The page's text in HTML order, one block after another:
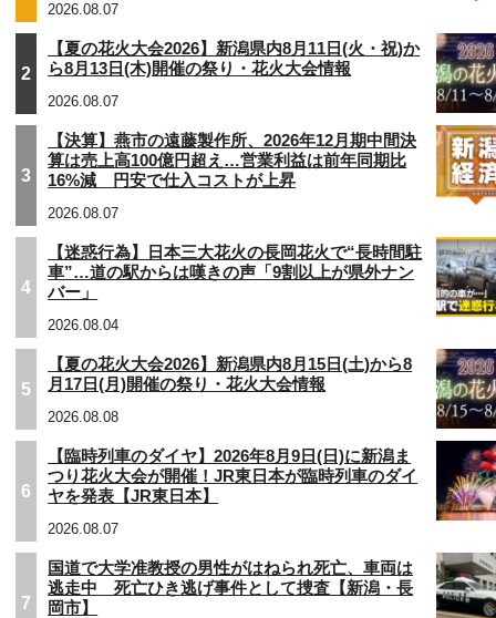
2026.08.07
2
【夏の花火大会2026】新潟県内8月11日(火・祝)か
ら8月13日(木)開催の祭り・花火大会情報
2026.08.07
3
【決算】燕市の遠藤製作所、2026年12月期中間決
算は売上高100億円超え…営業利益は前年同期比
16%減 円安で仕入コストが上昇
2026.08.07
4
【迷惑行為】日本三大花火の長岡花火で“長時間駐
車”…道の駅からは嘆きの声「9割以上が県外ナン
バー」
2026.08.04
5
【夏の花火大会2026】新潟県内8月15日(土)から8
月17日(月)開催の祭り・花火大会情報
2026.08.08
6
【臨時列車のダイヤ】2026年8月9日(日)に新潟ま
つり花火大会が開催！JR東日本が臨時列車のダイ
ヤを発表【JR東日本】
2026.08.07
7
国道で大学准教授の男性がはねられ死亡、車両は
逃走中 死亡ひき逃げ事件として捜査【新潟・長
岡市】